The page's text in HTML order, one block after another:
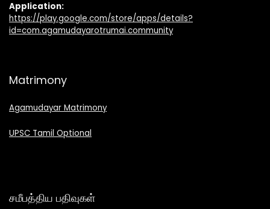
Application:
https://play.google.com/store/apps/details?
id=com.agamudayarotrumai.community
Matrimony
Agamudayar Matrimony
UPSC Tamil Optional
சமீபத்திய பதிவுகள்